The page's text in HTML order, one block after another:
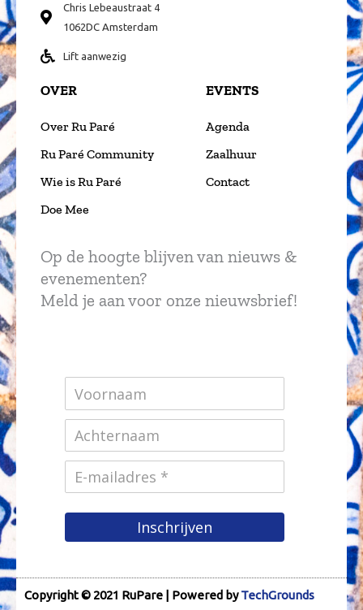
Chris Lebeaustraat 4
1062DC Amsterdam
Lift aanwezig
OVER
Over Ru Paré
Ru Paré Community
Wie is Ru Paré
Doe Mee
EVENTS
Agenda
Zaalhuur
Contact
Op de hoogte blijven van nieuws &
evenementen?
Meld je aan voor onze nieuwsbrief!
Inschrijven
Copyright © 2021 RuPare | Powered byTechGrounds